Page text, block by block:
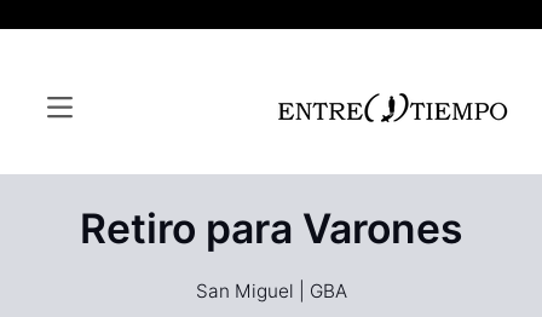
Retiro para Varones
San Miguel | GBA